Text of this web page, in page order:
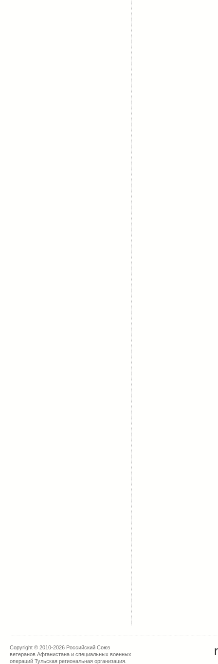
Copyright © 2010-2026 Российский Союз
ветеранов Афганистана и специальных военных
операций Тульская региональная организация.